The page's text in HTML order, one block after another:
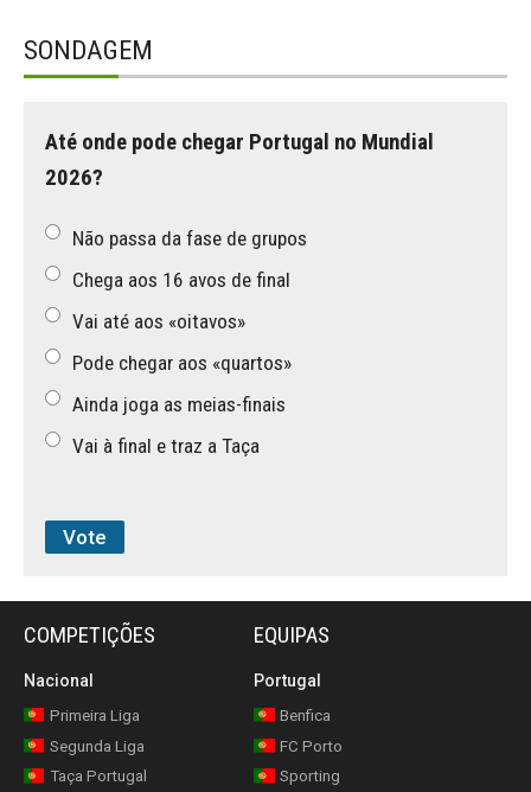
SONDAGEM
Até onde pode chegar Portugal no Mundial
2026?
Não passa da fase de grupos
Chega aos 16 avos de final
Vai até aos «oitavos»
Pode chegar aos «quartos»
Ainda joga as meias-finais
Vai à final e traz a Taça
COMPETIÇÕES
Nacional
Primeira Liga
Segunda Liga
Taça Portugal
EQUIPAS
Portugal
Benfica
FC Porto
Sporting